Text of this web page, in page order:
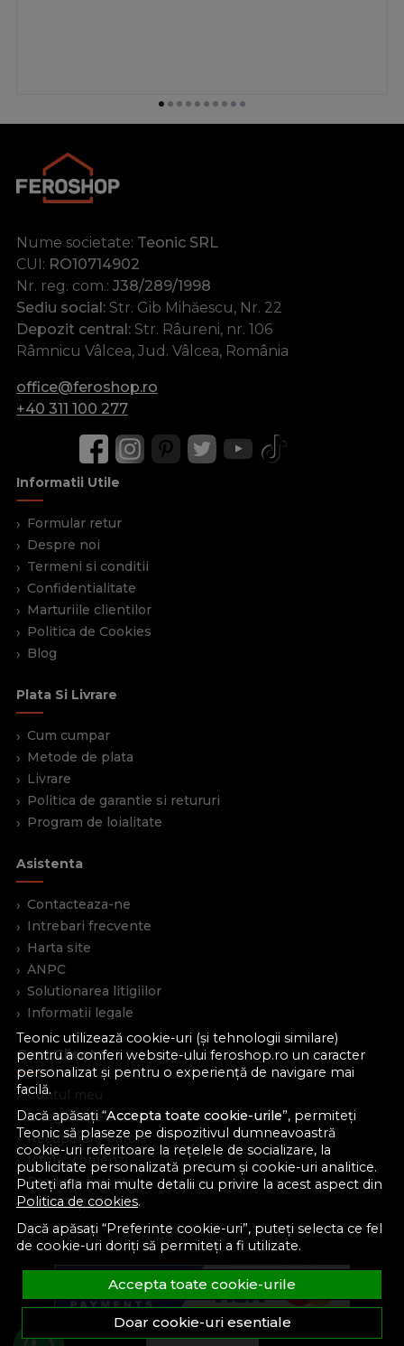
Teonic utilizează cookie-uri (și tehnologii similare)
pentru a conferi website-ului feroshop.ro un caracter
personalizat și pentru o experiență de navigare mai
facilă.
Dacă apăsați “Accepta toate cookie-urile”, permiteți
Teonic să plaseze pe dispozitivul dumneavoastră
cookie-uri referitoare la rețelele de socializare, la
publicitate personalizată precum și cookie-uri analitice.
Puteți afla mai multe detalii cu privire la acest aspect din
Politica de cookies.
Dacă apăsați “Preferinte cookie-uri”, puteți selecta ce fel
de cookie-uri doriți să permiteți a fi utilizate.
Accepta toate cookie-urile
Doar cookie-uri esentiale
Nume societate: Teonic SRL
CUI: RO10714902
Nr. reg. com.: J38/289/1998
Sediu social: Str. Gib Mihăescu, Nr. 22
Depozit central: Str. Râureni, nr. 106
Râmnicu Vâlcea, Jud. Vâlcea, România
office@feroshop.ro
+40 311 100 277
Informatii Utile
Formular retur
Despre noi
Termeni si conditii
Confidentialitate
Marturiile clientilor
Politica de Cookies
Blog
Plata Si Livrare
Cum cumpar
Metode de plata
Livrare
Politica de garantie si retururi
Program de loialitate
Asistenta
Contacteaza-ne
Intrebari frecvente
Harta site
ANPC
Solutionarea litigiilor
Informatii legale
Cont Client
Contul meu
Inregistrare
Recuperare parola
Istoric comenzi
Produse favorite
Devino partener